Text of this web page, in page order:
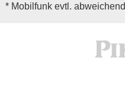
* Mobilfunk evtl. abweichend